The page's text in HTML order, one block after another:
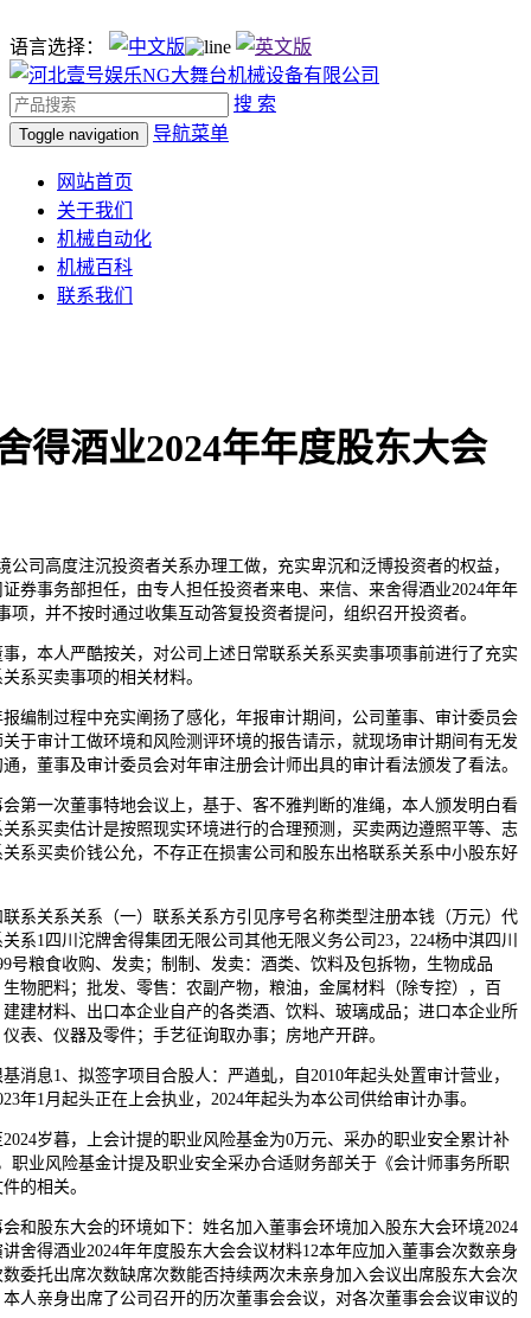
语言选择：
搜 索
Toggle navigation 导航菜单
网站首页
关于我们
机械自动化
机械百科
联系我们
得酒业2024年年度股东大会
高度注沉投资者关系办理工做，充实卑沉和泛博投资者的权益，
券事务部担任，由专人担任投资者来电、来信、来舍得酒业2024年年
项，并不按时通过收集互动答复投资者提问，组织召开投资者。
本人严酷按关，对公司上述日常联系关系买卖事项事前进行了充实
系买卖事项的相关材料。
制过程中充实阐扬了感化，年报审计期间，公司董事、审计委员会
于审计工做环境和风险测评环境的报告请示，就现场审计期间有无发
，董事及审计委员会对年审注册会计师出具的审计看法颁发了看法。
一次董事特地会议上，基于、客不雅判断的准绳，本人颁发明白看
系买卖估计是按照现实环境进行的合理预测，买卖两边遵照平等、志
系买卖价钱公允，不存正在损害公司和股东出格联系关系中小股东好
关系关系（一）联系关系方引见序号名称类型注册本钱（万元）代
系1四川沱牌舍得集团无限公司其他无限义务公司23，224杨中淇四川
号粮食收购、发卖；制制、发卖：酒类、饮料及包拆物，生物成品
物肥料；批发、零售：农副产物，粮油，金属材料（除专控），百
建材料、出口本企业自产的各类酒、饮料、玻璃成品；进口本企业所
表、仪器及零件；手艺征询取办事；房地产开辟。
息1、拟签字项目合股人：严遒虬，自2010年起头处置审计营业，
年1月起头正在上会执业，2024年起头为本公司供给审计办事。
岁暮，上会计提的职业风险基金为0万元、采办的职业安全累计补
职业风险基金计提及职业安全采办合适财务部关于《会计师事务所职
的相关。
股东大会的环境如下：姓名加入董事会环境加入股东大会环境2024
舍得酒业2024年年度股东大会会议材料12本年应加入董事会次数亲身
委托出席次数缺席次数能否持续两次未亲身加入会议出席股东大会次
本人亲身出席了公司召开的历次董事会会议，对各次董事会会议审议的